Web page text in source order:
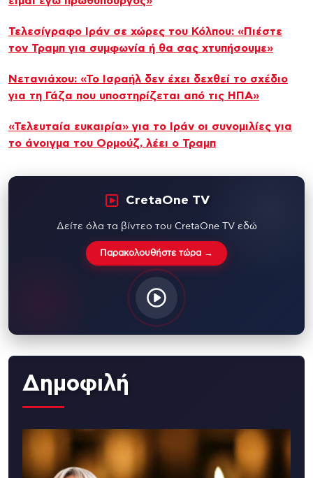
Τελεσίγραφο Ιράν σε χώρες του Κόλπου: «Πιέστε
τον Τραμπ για συμφωνία ή θα σας χτυπήσουμε»
Νετανιάχου: «Το Ισραήλ δεν έχει δεχθεί το σχέδιο
για τη Γάζα που υποστηρίζεται από τις ΗΠΑ»
«Τελευταία ευκαιρία» για το Ιράν οι συνομιλίες για
το άνοιγμα του Ορμούζ, λέει ο Τραμπ
CretaOne TV
Δείτε όλα τα βίντεο του CretaOne TV εδώ
Παρακολουθήστε τώρα →
Δημοφιλή